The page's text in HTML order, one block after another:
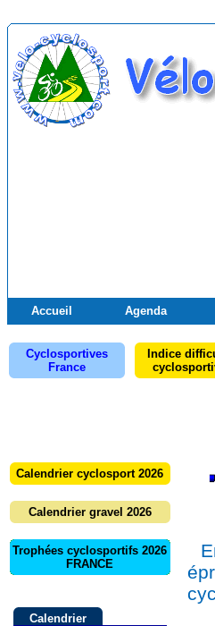
Accueil Agenda
Cyclosportives
France
Indice
Calendrier cyclosport 2026
Calendrier gravel 2026
Trophées cyclosportifs 2026
FRANCE
Calendrier